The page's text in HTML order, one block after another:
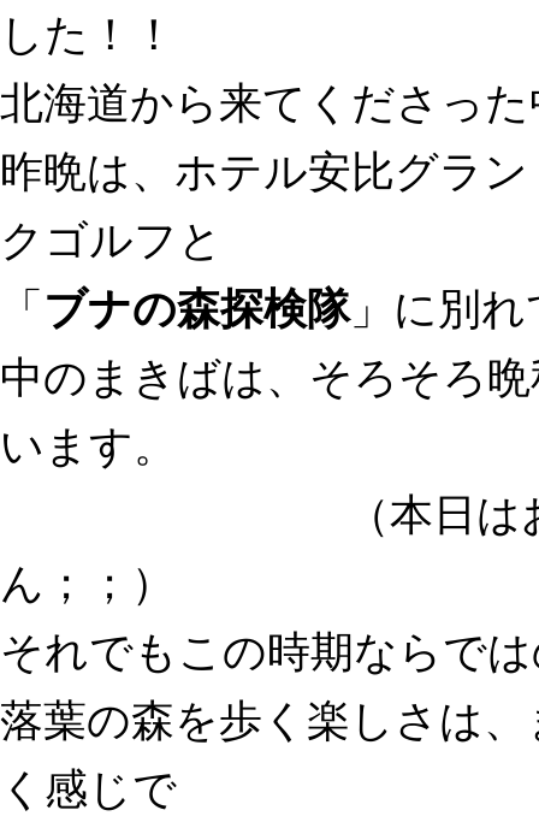
した！！
北海道から来てくださっ
昨晩は、ホテル安比グラ
クゴルフと
「ブナの森探検隊」に別
中のまきばは、そろそろ
います。
（本日はお写真が
ん；；）
それでもこの時期ならで
落葉の森を歩く楽しさは
く感じで